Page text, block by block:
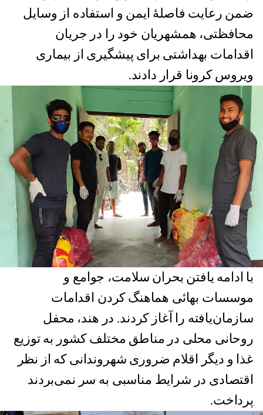
ضمن رعایت فاصلۀ ایمن و استفاده از وسایل
محافظتی، همشهریان خود را در جریان
اقدامات بهداشتی برای پیشگیری از بیماری
ویروس کرونا قرار دادند.
با ادامه یافتن بحران سلامت، جوامع و
موسسات بهائی هماهنگ کردن اقدامات
سازمان‌یافته‌‌ را آغاز کردند. در هند، محفل
روحانی محلی در مناطق مختلف کشور به توزیع
غذا و دیگر اقلام ضروری شهروندانی که از نظر
اقتصادی در شرایط مناسبی به سر نمی‌بردند
پرداخت.